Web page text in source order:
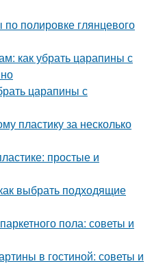
по полировке глянцевого
как убрать царапины с
царапины с
пластику за несколько
простые и
выбрать подходящие
пола: советы и
в гостиной: советы и